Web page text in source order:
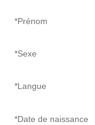
*Prénom
*Sexe
*Langue
*Date de naissance